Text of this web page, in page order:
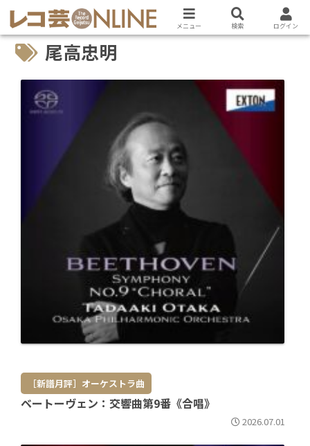
尾高忠明
［新譜月評］オーケストラ曲
ベートーヴェン：交響曲第9番《合唱》
2026.07.01
メニュー 検索 ログイン